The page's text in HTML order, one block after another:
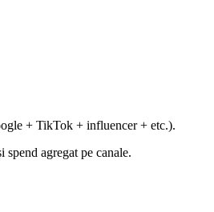
+ TikTok + influencer + etc.).
agregat pe canale.